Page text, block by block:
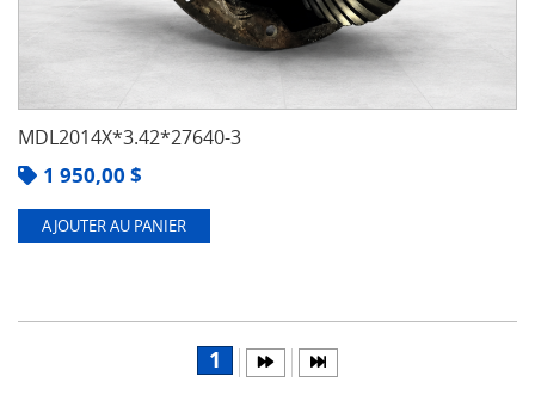
MDL2014X*3.42*27640-3
1 950,00 $
AJOUTER AU PANIER
1